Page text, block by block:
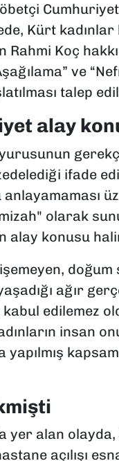
Cumhuriyet
Kürt kadınlar
Koç
ve
talep
alay
ifade
olarak
alay konusu
ağır
kabul edilemez
insan
yer alan
açılışı